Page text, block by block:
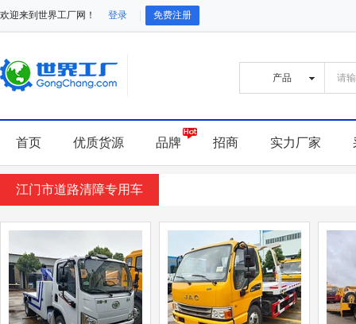
欢迎来到世界工厂网！ 登录 免费注册
首页 优质货源 品牌 招商 实力厂家
江门市道路清障专用车